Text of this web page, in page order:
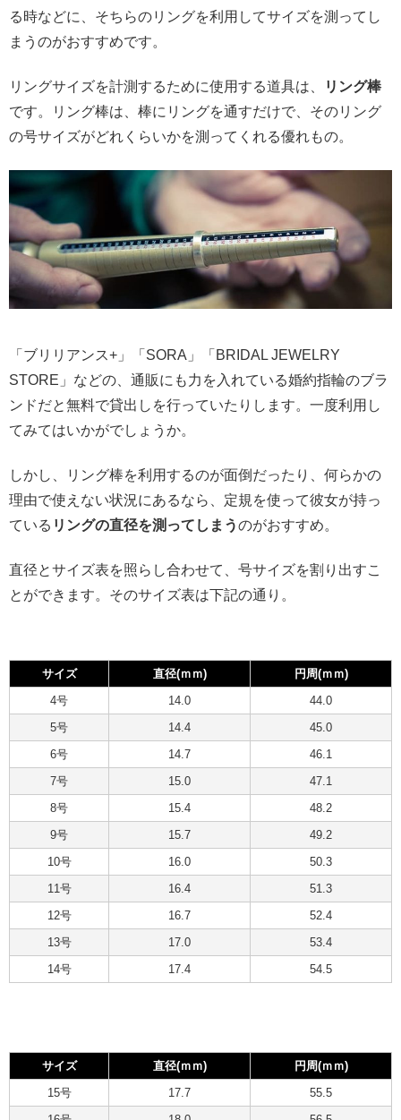
る時などに、そちらのリングを利用してサイズを測ってし
まうのがおすすめです。
リングサイズを計測するために使用する道具は、
リング棒
です。リング棒は、棒にリングを通すだけで、そのリング
の号サイズがどれくらいかを測ってくれる優れもの。
「ブリリアンス+」「SORA」「BRIDAL JEWELRY
STORE」などの、通販にも力を入れている婚約指輪のブラ
ンドだと無料で貸出しを行っていたりします。一度利用し
てみてはいかがでしょうか。
しかし、リング棒を利用するのが面倒だったり、何らかの
理由で使えない状況にあるなら、定規を使って彼女が持っ
ている リングの直径を測ってしまうのがおすすめ。
直径とサイズ表を照らし合わせて、号サイズを割り出すこ
とができます。そのサイズ表は下記の通り。
サイズ 直径(ｍｍ)
円周(ｍｍ)
4号
14.0
44.0
5号
14.4
45.0
6号
14.7
46.1
7号
15.0
47.1
8号
15.4
48.2
9号
15.7
49.2
10号
16.0
50.3
11号
16.4
51.3
12号
16.7
52.4
13号
17.0
53.4
14号
17.4 54.5
サイズ 直径(ｍｍ)
円周(ｍｍ)
15号
17.7
55.5